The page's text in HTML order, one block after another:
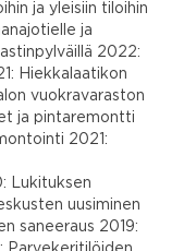
ja yleisiin tiloihin
ja
2022:
Hiekkalaatikon
vuokravaraston
ja pintaremontti
2021:
Lukituksen
uusiminen
saneeraus 2019: